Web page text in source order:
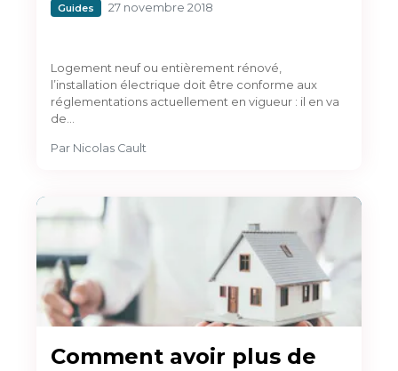
Guides 27 novembre 2018
Logement neuf ou entièrement rénové,
l’installation électrique doit être conforme aux
réglementations actuellement en vigueur : il en va
de…
Par Nicolas Cault
Comment avoir plus de